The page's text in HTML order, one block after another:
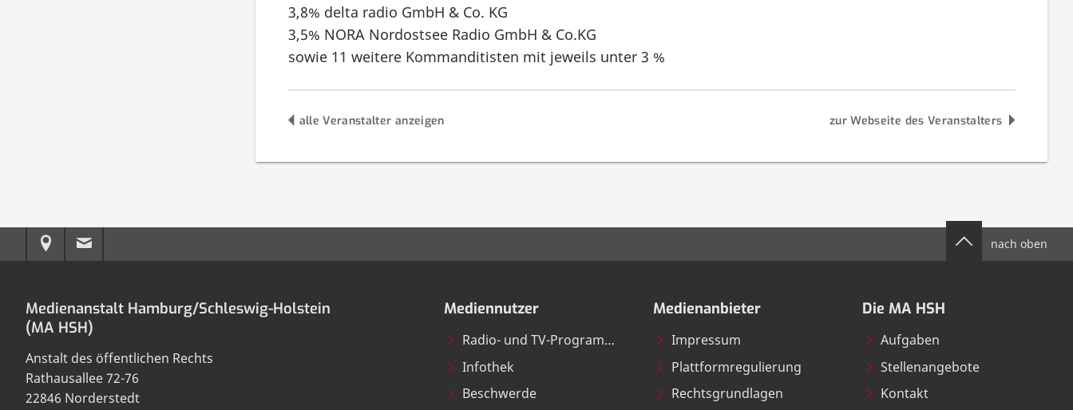
3,8% delta radio GmbH & Co. KG
3,5% NORA Nordostsee Radio GmbH & Co.KG
sowie 11 weitere Kommanditisten mit jeweils unter 3 %
alle Veranstalter anzeigen zur Webseite des Veranstalters
Anreise
MA
E-
an
MA
nach oben
Medienanstalt Hamburg/Schleswig-Holstein
(MA HSH)
Anstalt des öffentlichen Rechts
Rathausallee 72-76
22846 Norderstedt
Mediennutzer
Radio- und TV-Programme
Infothek
Beschwerde
Medienanbieter
Impressum
Plattformregulierung
Rechtsgrundlagen
Die MA HSH
Aufgaben
Stellenangebote
Kontakt